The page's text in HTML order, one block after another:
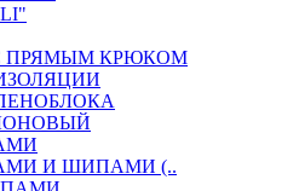
ПРЯМЫМ КРЮКОМ
И ШИПАМИ (..